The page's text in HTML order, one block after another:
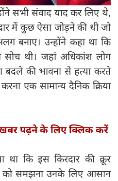
सभी संवाद याद कर लिए थे,
में कुछ ऐसा जोड़ने की थी जो
बनाए। उन्होंने कहा था कि
थी। जहां अधिकांश लोग
बदले की भावना से हत्या करते
एक सामान्य दैनिक क्रिया
पढ़ने के लिए क्लिक करें
था कि इस किरदार की क्रूर
को समझना उनके लिए आसान